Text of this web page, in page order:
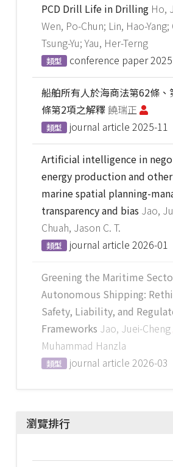
PCD Drill Life in Drilling Ho,
Wen, Po-Chun; Lin, Hao-Yang;
Tsung-Yu; Yau, Her-Terng
類型 conference paper2025
船舶所有人於海商法第62條
條第2項之解釋饒瑞正
類型 journal article 2025-11
Artificial intelligence in
energy production and
marine spatial planning-
transparency and bias Jao,
Chuah, Jason C. T.
類型 journal article 2026-01
Greening the Maritime
Autonomous Shipping:
Safety, Liability, and
Frameworks Jao, Juei-Cheng
Muhammad Hanzla
類型 journal article 2026-03
瀏覽排行